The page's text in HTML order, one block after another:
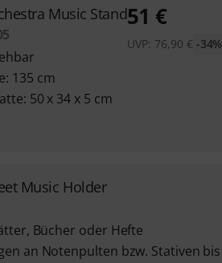
Music Stand
135 cm
50 x 34 x 5 cm
51 €
UVP: 76,90 € -34%
Music Holder
Bücher oder Hefte
an Notenpulten bzw. Stativen bis